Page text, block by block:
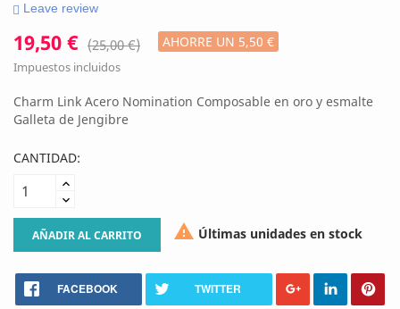
Leave review
19,50 € (25,00 €) AHORRE UN 5,50 €
Impuestos incluidos
Charm Link Acero Nomination Composable en oro y esmalte
Galleta de Jengibre
CANTIDAD:
AÑADIR AL CARRITO  Últimas unidades en stock
FACEBOOK TWITTER